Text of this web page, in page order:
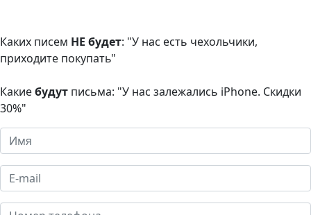
Каких писем НЕ будет: "У нас есть чехольчики,
приходите покупать"
Какиебудут письма: "У нас залежались iPhone. Скидки
30%"